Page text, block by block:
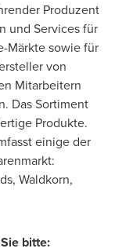
Produzent
und Services für
Märkte sowie für
von
Mitarbeitern
Das Sortiment
Produkte.
einige der
Waldkorn,
bitte: